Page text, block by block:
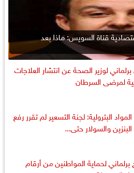
قناة السويس: ماذا بعد
لوزير الصحة عن انتشار العلاجات
لمرضى السرطان
البترولية: لجنة التسعير لم تقرر رفع
والسولار حتى...
لحماية المواطنين من أرقام